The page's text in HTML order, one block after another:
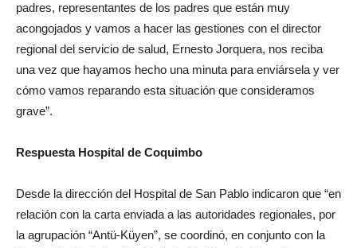
padres, representantes de los padres que están muy
acongojados y vamos a hacer las gestiones con el director
regional del servicio de salud, Ernesto Jorquera, nos reciba
una vez que hayamos hecho una minuta para enviársela y ver
cómo vamos reparando esta situación que consideramos
grave”.
Respuesta Hospital de Coquimbo
Desde la dirección del Hospital de San Pablo indicaron que “en
relación con la carta enviada a las autoridades regionales, por
la agrupación “Antü-Küyen”, se coordinó, en conjunto con la